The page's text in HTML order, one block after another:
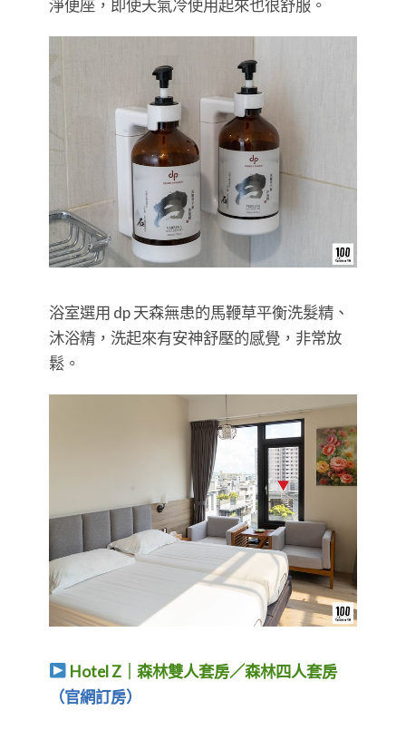
淨便座，即使天氣冷使用起來也很舒服。
浴室選用 dp 天森無患的馬鞭草平衡洗髮精、
沐浴精，洗起來有安神舒壓的感覺，非常放
鬆。
Hotel Z｜森林雙人套房／森林四人套房
（官網訂房）